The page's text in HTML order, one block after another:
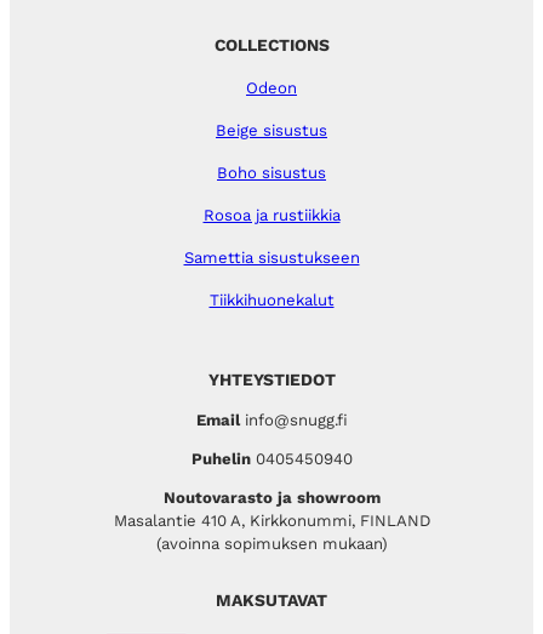
YHTEYSTIEDOT
Emailinfo@snugg.fi
Puhelin 0405450940
Noutovarasto ja showroom
Masalantie 410 A, Kirkkonummi, FINLAND
(avoinna sopimuksen mukaan)
COLLECTIONS
Odeon
Beige sisustus
Boho sisustus
Rosoa ja rustiikkia
Samettia sisustukseen
Tiikkihuonekalut
MAKSUTAVAT